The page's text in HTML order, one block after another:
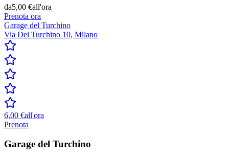
da5,00 €all'ora
Prenota ora
Garage del Turchino
Via Del Turchino 10, Milano
6,00 €all'ora
Prenota
Garage del Turchino